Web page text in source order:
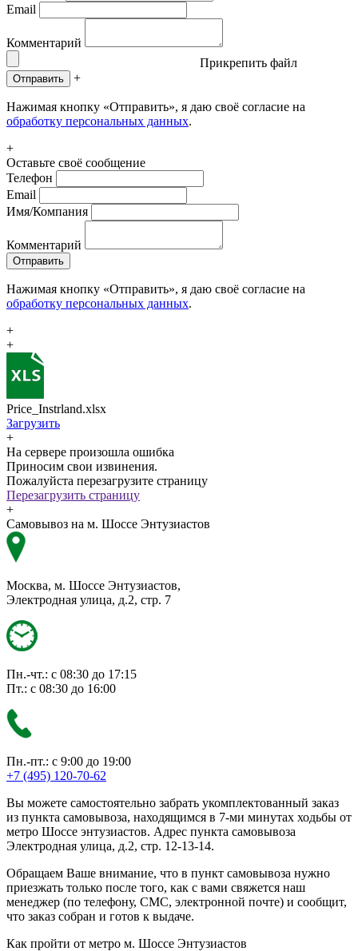
Email
Комментарий
Прикрепить файл
Отправить +
Нажимая кнопку «Отправить», я даю своё согласие на
обработку персональных данных.
+
Оставьте своё сообщение
Телефон
Email
Имя/Компания
Комментарий
Отправить
Нажимая кнопку «Отправить», я даю своё согласие на
обработку персональных данных.
+
+
Price_Instrland.xlsx
Загрузить
+
На сервере произошла ошибка
Приносим свои извинения.
Пожалуйста перезагрузите страницу
Перезагрузить страницу
+
Самовывоз на м. Шоссе Энтузиастов
Москва, м. Шоссе Энтузиастов,
Электродная улица, д.2, стр. 7
Пн.-чт.: с 08:30 до 17:15
Пт.: с 08:30 до 16:00
Пн.-пт.: с 9:00 до 19:00
+7 (495) 120-70-62
Вы можете самостоятельно забрать укомплектованный заказ
из пункта самовывоза, находящимся в 7-ми минутах ходьбы от
метро Шоссе энтузиастов. Адрес пункта самовывоза
Электродная улица, д.2, стр. 12-13-14.
Обращаем Ваше внимание, что в пункт самовывоза нужно
приезжать только после того, как с вами свяжется наш
менеджер (по телефону, СМС, электронной почте) и сообщит,
что заказ собран и готов к выдаче.
Как пройти от метро м. Шоссе Энтузиастов